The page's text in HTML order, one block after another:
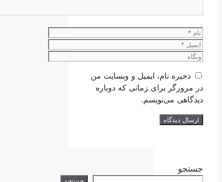
نام
ایمیل
وبگاه
ذخیره نام، ایمیل و وبسایت من
در مرورگر برای زمانی که دوباره
دیدگاهی می‌نویسم.
جستجو
جستجو